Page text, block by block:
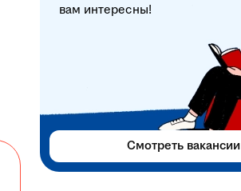
вам интересны!
Смотреть вакансии